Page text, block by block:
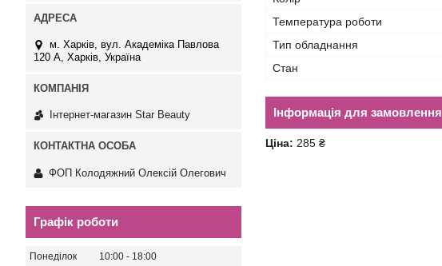
Температура роботи
Тип обладнання
Стан
Інформація для замовлення
Ціна: 285 ₴
м. Харків, вул. Академіка Павлова
120 А, Харків, Україна
Інтернет-магазин Star Beauty
ФОП Колодяжний Олексій Олегович
Графік роботи
Понеділок 10:00
18:00